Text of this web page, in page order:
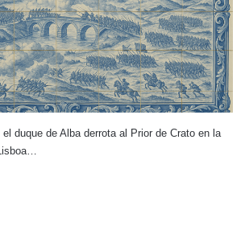
duque de Alba derrota al Prior de Crato en la